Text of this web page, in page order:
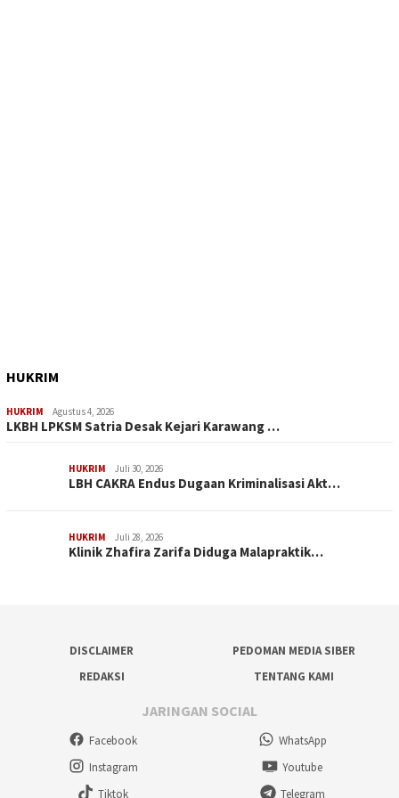
HUKRIM
HUKRIM Agustus 4, 2026
LKBH LPKSM Satria Desak Kejari Karawang …
HUKRIM Juli 30, 2026
LBH CAKRA Endus Dugaan Kriminalisasi Akt…
HUKRIM Juli 28, 2026
Klinik Zhafira Zarifa Diduga Malapraktik…
DISCLAIMER
PEDOMAN MEDIA SIBER
REDAKSI
TENTANG KAMI
JARINGAN SOCIAL
Facebook
WhatsApp
Instagram
Youtube
Tiktok
Telegram